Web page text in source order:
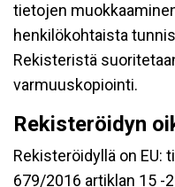
tietojen
henkilökohtaista
Rekisteristä
varmuuskopiointi.
Rekisteröidyn
Rekisteröidyllä on EU:
679/2016 artiklan 15 -